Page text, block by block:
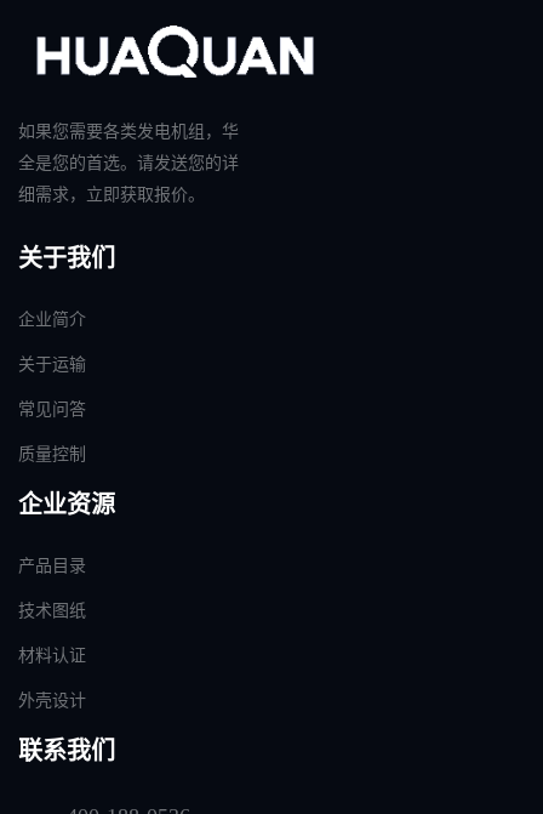
如果您需要各类发电机组，华
全是您的首选。请发送您的详
细需求，立即获取报价。
关于我们
企业简介
关于运输
常见问答
质量控制
企业资源
产品目录
技术图纸
材料认证
外壳设计
联系我们